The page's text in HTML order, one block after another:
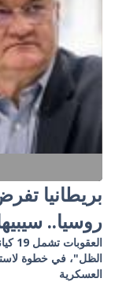
بريطانيا
روسيا..
الظل"، في خطوة
العسكرية